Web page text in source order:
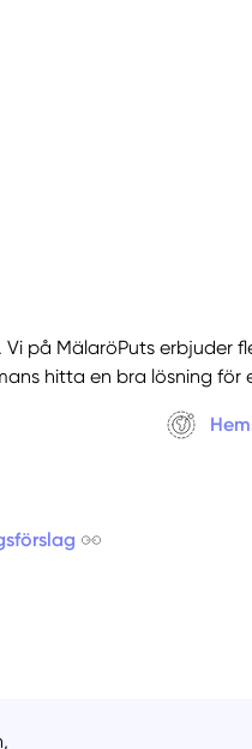
på MälaröPuts erbjuder
hitta en bra lösning för